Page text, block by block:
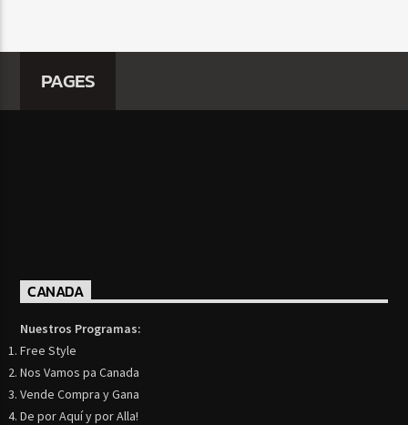
PAGES
CANADA
Nuestros Programas:
Free Style
Nos Vamos pa Canada
Vende Compra y Gana
De por Aquí y por Alla!